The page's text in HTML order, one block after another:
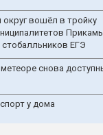
округ вошёл в тройку
стобалльников ЕГЭ
снова
у дома